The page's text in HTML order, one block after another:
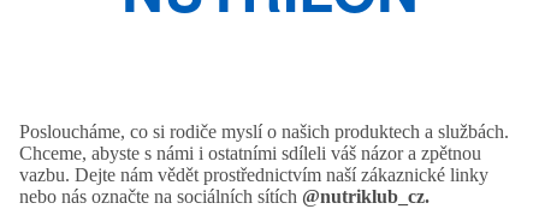
Posloucháme, co si rodiče myslí o našich produktech a službách.
Chceme, abyste s námi i ostatními sdíleli váš názor a zpětnou
vazbu. Dejte nám vědět prostřednictvím naší zákaznické linky
nebo nás označte na sociálních sítích @nutriklub_cz.